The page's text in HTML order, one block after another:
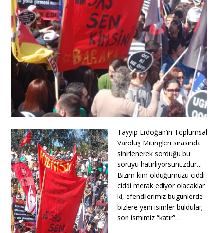
Tayyip Erdoğan’ın Toplumsal
Varoluş Mitingleri sırasında
sinirlenerek sorduğu bu
soruyu hatırlıyorsunuzdur…
Bizim kim olduğumuzu ciddi
ciddi merak ediyor olacaklar
ki, efendilerimiz bugünlerde
bizlere yeni isimler buldular;
son ismimiz “katır”…